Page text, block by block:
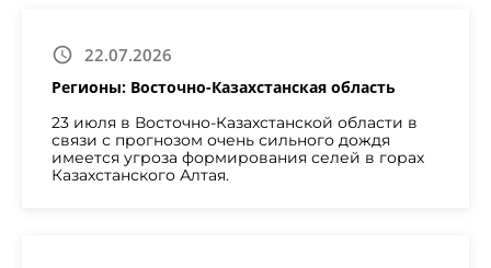
22.07.2026
Регионы: Восточно-Казахстанская область
23 июля в Восточно-Казахстанской области в
связи с прогнозом очень сильного дождя
имеется угроза формирования селей в горах
Казахстанского Алтая.